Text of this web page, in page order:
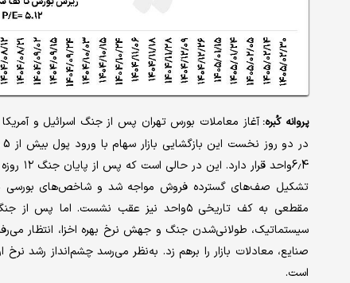
پروانه کُبره: آغاز معاملات بورس تهران پس از جنگ اسرائیل و
مقطعی به کف تاریخی ۵واحد نیز عقب
سیستماتیک، طولانی‌شدن جنگ و جهش نرخ بهره اخزا، انتظار
صنایع، معادلات بازار را برهم زد. به‌نظر می‌رسد چشم‌انداز رشد نرخ
است.